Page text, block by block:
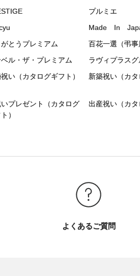
プルミエ
Made In
とうプレミアム 百花一選（弔事
ベル・ザ・プレミアム ラヴィプラスグ
い（カタログギフト） 新築祝い（カタ
プレゼント（カタログ
）
出産祝い（カタ
よくあるご質問